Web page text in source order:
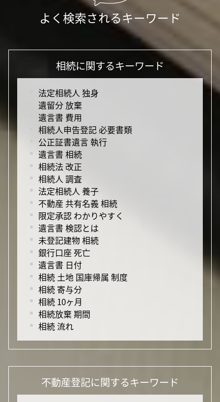
よく検索されるキーワード
相続に関するキーワード
法定相続人 独身
遺留分 放棄
遺言書 費用
相続人申告登記 必要書類
公正証書遺言 執行
遺言書 相続
相続法 改正
相続人 調査
法定相続人 養子
不動産 共有名義 相続
限定承認 わかりやすく
遺言書 検認とは
未登記建物 相続
銀行口座 死亡
遺言書 日付
相続 土地 国庫帰属 制度
相続 寄与分
相続 10ヶ月
相続放棄 期間
相続 流れ
不動産登記に関するキーワード